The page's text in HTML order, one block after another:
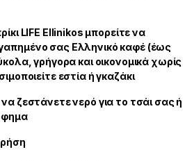
LIFE Ellinikos μπορείτε να
σας Ελληνικό καφέ (έως
γρήγορα και οικονομικά χωρίς
εστία ή γκαζάκι
ζεστάνετε νερό για το τσάι σας ή